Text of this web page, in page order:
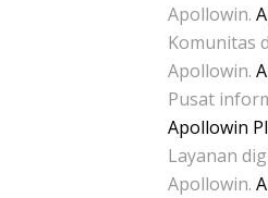
Apollowin.
Komunitas
Apollowin.
Pusat
Apollowin
Layanan
Apollowin.